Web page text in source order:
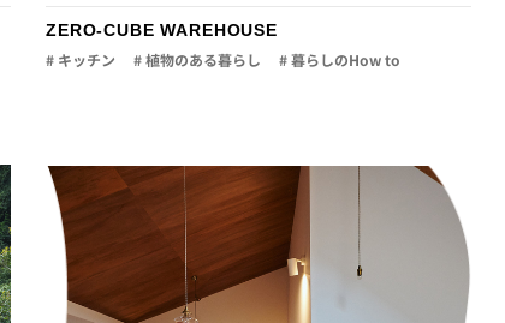
ZERO-CUBE WAREHOUSE
# キッチン # 植物のある暮らし # 暮らしのHow to